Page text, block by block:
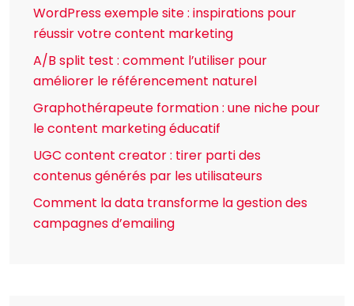
WordPress exemple site : inspirations pour
réussir votre content marketing
A/B split test : comment l’utiliser pour
améliorer le référencement naturel
Graphothérapeute formation : une niche pour
le content marketing éducatif
UGC content creator : tirer parti des
contenus générés par les utilisateurs
Comment la data transforme la gestion des
campagnes d’emailing